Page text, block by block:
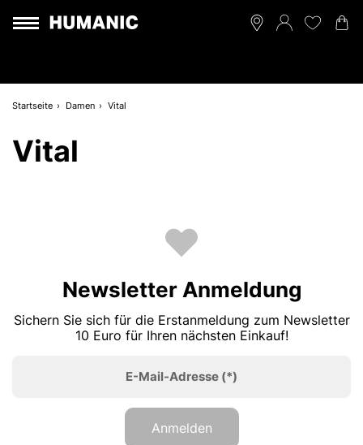
Startseite Damen Vital
Vital
Newsletter Anmeldung
Sichern Sie sich für die Erstanmeldung zum Newsletter
10 Euro für Ihren nächsten Einkauf!
E-Mail-Adresse (*)
Anmelden